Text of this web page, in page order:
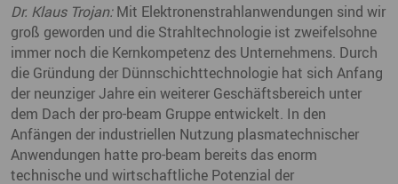
Dr. Klaus Trojan:Mit Elektronenstrahlanwendungen sind wir
groß geworden und die Strahltechnologie ist zweifelsohne
immer noch die Kernkompetenz des Unternehmens. Durch
die Gründung der Dünnschichttechnologie hat sich Anfang
der neunziger Jahre ein weiterer Geschäftsbereich unter
dem Dach der pro-beam Gruppe entwickelt. In den
Anfängen der industriellen Nutzung plasmatechnischer
Anwendungen hatte pro-beam bereits das enorm
technische und wirtschaftliche Potenzial der